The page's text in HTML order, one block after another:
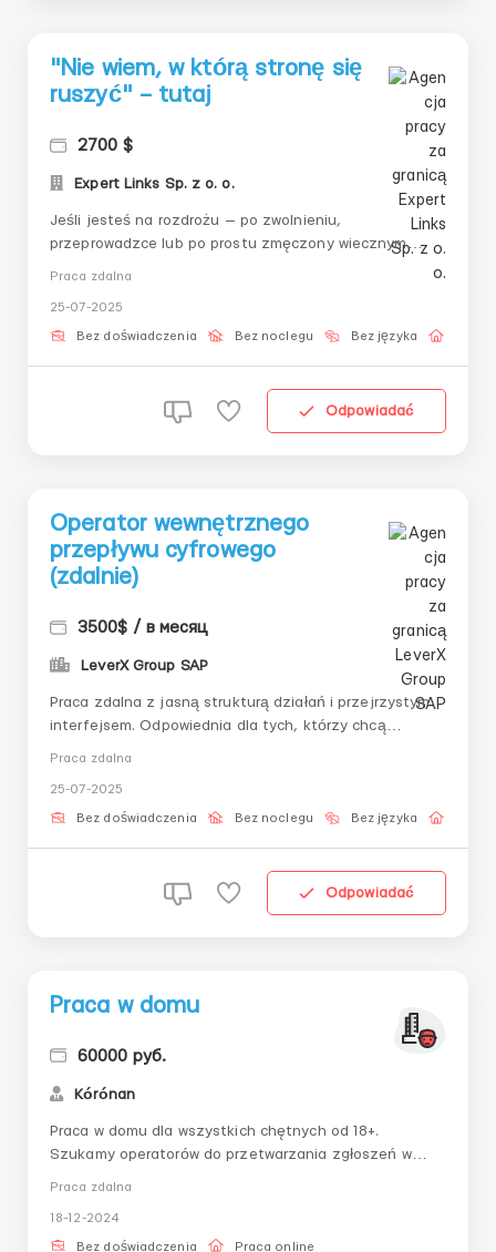
"Nie wiem, w którą stronę się
ruszyć" – tutaj
2700 $
Expert Links Sp. z o. o.
Jeśli jesteś na rozdrożu — po zwolnieniu,
przeprowadzce lub po prostu zmęczony wiecznym
«tymczasowym zarabianiem» — ten system może stać
po kroku, dokładnie.📌 Jest dla Ciebie, jeśli:— Chcesz
zrozumieć nowoczesne narzę...
Praca zdalna
25-07-2025
Bez doświadczenia Bez noclegu Bez języka
Odpowiadać
Operator wewnętrznego
przepływu cyfrowego
(zdalnie)
3500$ / в месяц
LeverX Group SAP
Praca zdalna z jasną strukturą działań i przejrzystym
interfejsem. Odpowiednia dla tych, którzy chcą
komunikacji.📌 Co będziesz robić:– Praca w zamkniętej
platformie– Zatwierdzanie operacji ręcznych ...
Praca zdalna
25-07-2025
Bez doświadczenia Bez noclegu Bez języka
Odpowiadać
Praca w domu
60000 руб.
Kórónan
Praca w domu dla wszystkich chętnych od 18+.
Szukamy operatorów do przetwarzania zgłoszeń w
całkowicie elastyczny. ☕️Szczegóły w telegramie
@ElenaDeriy
Praca zdalna
18-12-2024
Bez doświadczenia Praca online